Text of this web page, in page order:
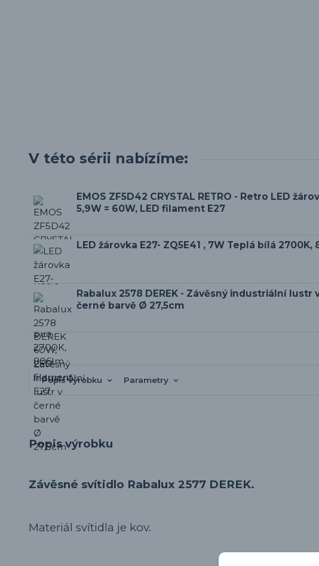
V této sérii nabízíme:
EMOS ZF5D42 CRYSTAL RETRO - Retro LED
5,9W = 60W, LED filament E27
LED žárovka E27- ZQ5E41 , 7W Teplá bílá 2700K,
Rabalux 2578 DEREK - Závěsný industriální lustr
černé barvě Ø 27,5cm
Popis výrobku Parametry
Popis výrobku
Závěsné svítidlo Rabalux 2577 DEREK.
Materiál svítidla je kov.